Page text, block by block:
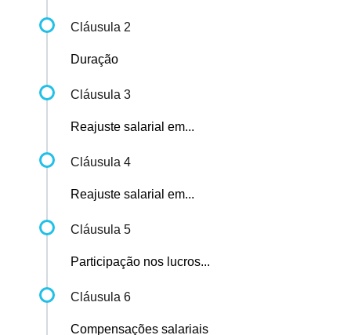
Cláusula 2
Duração
Cláusula 3
Reajuste salarial em...
Cláusula 4
Reajuste salarial em...
Cláusula 5
Participação nos lucros...
Cláusula 6
Compensações salariais